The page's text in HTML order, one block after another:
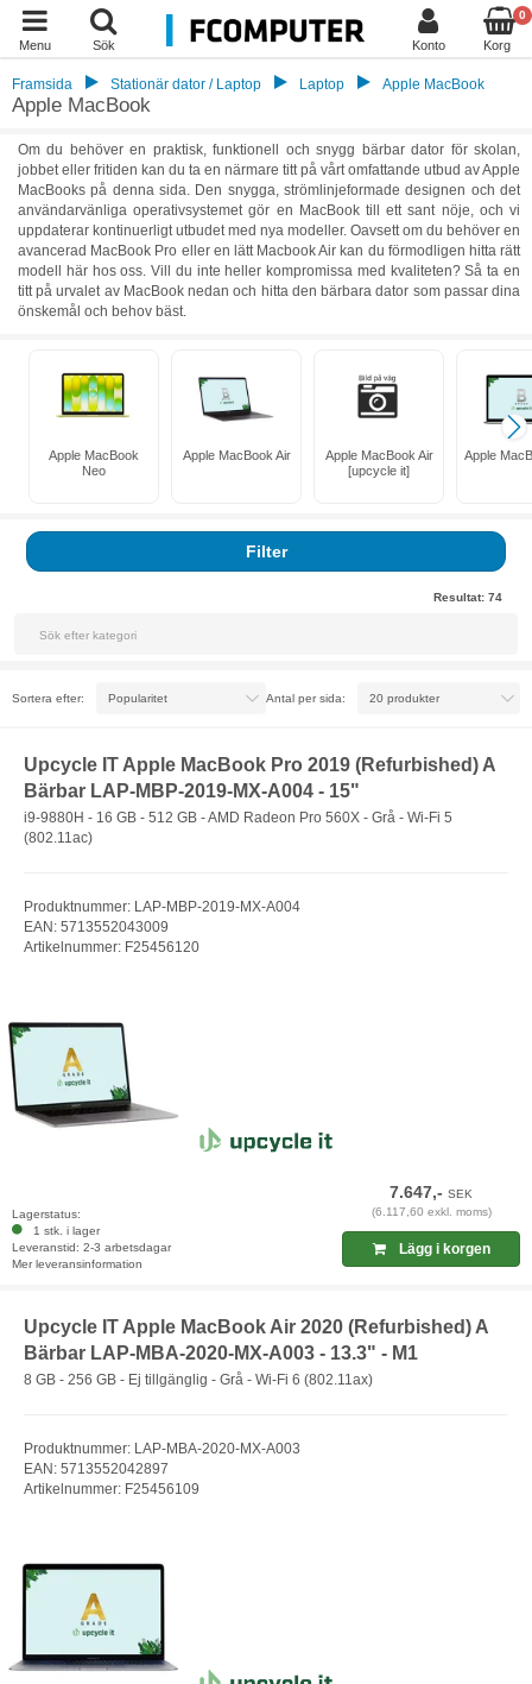
Menu Sök Konto
0
Korg
Framsida Stationär dator / Laptop Laptop Apple MacBook
Apple MacBook
Om du behöver en praktisk, funktionell och snygg bärbar dator för skolan,
jobbet eller fritiden kan du ta en närmare titt på vårt omfattande utbud av Apple
MacBooks på denna sida. Den snygga, strömlinjeformade designen och det
användarvänliga operativsystemet gör en MacBook till ett sant nöje, och vi
uppdaterar kontinuerligt utbudet med nya modeller. Oavsett om du behöver en
avancerad MacBook Pro eller en lätt Macbook Air kan du förmodligen hitta rätt
modell här hos oss. Vill du inte heller kompromissa med kvaliteten? Så ta en
titt på urvalet av MacBook nedan och hitta den bärbara dator som passar dina
önskemål och behov bäst.
Apple MacBook
Neo
Apple MacBook Air
Apple MacBook Air
[upcycle it]
Apple
Filter
Resultat: 74
Sortera efter: Antal per sida:
Upcycle IT Apple MacBook Pro 2019 (Refurbished) A
Bärbar LAP-MBP-2019-MX-A004 - 15"
i9-9880H - 16 GB - 512 GB - AMD Radeon Pro 560X - Grå - Wi-Fi 5
(802.11ac)
Produktnummer: LAP-MBP-2019-MX-A004
EAN: 5713552043009
Artikelnummer: F25456120
Lagerstatus:
1 stk. i lager
Leveranstid: 2-3 arbetsdagar
Mer leveransinformation
7.647,-SEK
(6.117,60 exkl. moms)
Lägg i korgen
Upcycle IT Apple MacBook Air 2020 (Refurbished) A
Bärbar LAP-MBA-2020-MX-A003 - 13.3" - M1
8 GB - 256 GB - Ej tillgänglig - Grå - Wi-Fi 6 (802.11ax)
Produktnummer: LAP-MBA-2020-MX-A003
EAN: 5713552042897
Artikelnummer: F25456109